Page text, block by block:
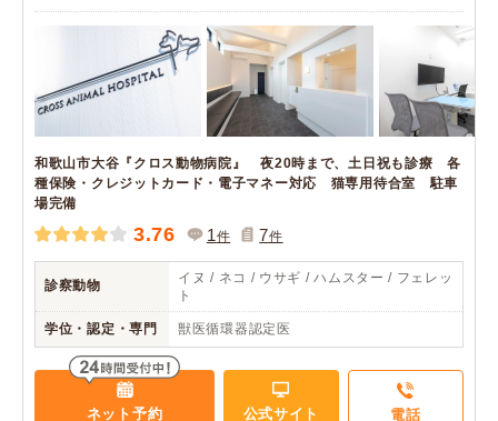
和歌山市大谷『クロス動物病院』 夜20時まで、土日祝も診療 各
種保険・クレジットカード・電子マネー対応 猫専用待合室 駐車
場完備
3.76 1件 7件
診察動物
イヌ / ネコ / ウサギ / ハムスター / フェレッ
ト
学位・認定・専門 獣医循環器認定医
ネット予約 公式サイト 電話